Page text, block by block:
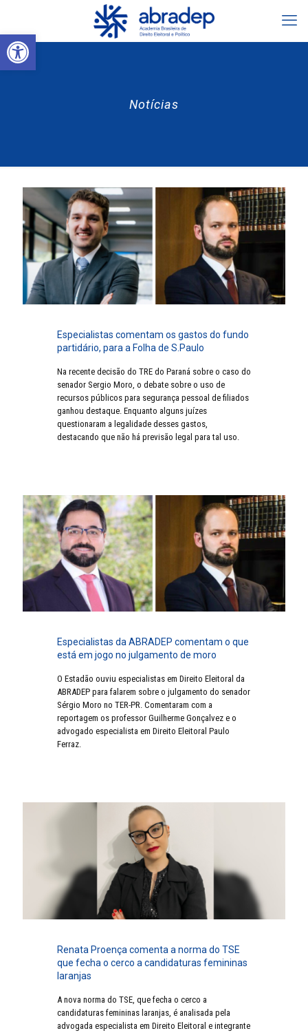
Abrir a barra de ferramentas
Notícias
Especialistas comentam os gastos do fundo
partidário, para a Folha de S.Paulo
Na recente decisão do TRE do Paraná sobre o caso do
senador Sergio Moro, o debate sobre o uso de
recursos públicos para segurança pessoal de filiados
ganhou destaque. Enquanto alguns juízes
questionaram a legalidade desses gastos,
destacando que não há previsão legal para tal uso.
Especialistas da ABRADEP comentam o que
está em jogo no julgamento de moro
O Estadão ouviu especialistas em Direito Eleitoral da
ABRADEP para falarem sobre o julgamento do senador
Sérgio Moro no TER-PR. Comentaram com a
reportagem os professor Guilherme Gonçalvez e o
advogado especialista em Direito Eleitoral Paulo
Ferraz.
Renata Proença comenta a norma do TSE
que fecha o cerco a candidaturas femininas
laranjas
A nova norma do TSE, que fecha o cerco a
candidaturas femininas laranjas, é analisada pela
advogada especialista em Direito Eleitoral e integrante